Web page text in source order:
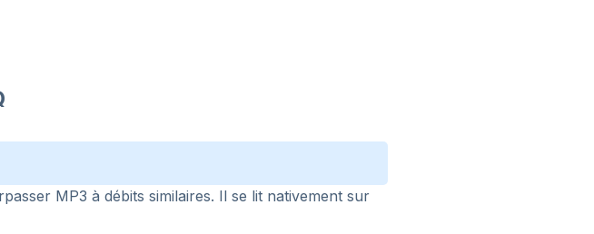
MP3 à débits similaires. Il se lit nativement sur